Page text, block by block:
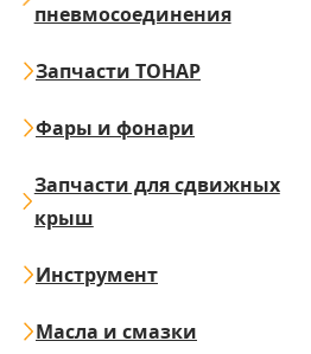
пневмосоединения
Запчасти ТОНАР
Фары и фонари
Запчасти для сдвижных
крыш
Инструмент
Масла и смазки